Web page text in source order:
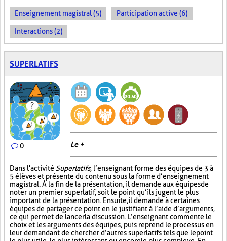
Enseignement magistral (5) Participation active (6)
Interactions (2)
SUPERLATIFS
0 Le +
Dans l'activité Superlatifs, l’enseignant forme des équipes de 3 à
5 élèves et présente du contenu sous la forme d’enseignement
magistral. À la fin de la présentation, il demande aux équipes de
noter un premier superlatif, soit le point qu’ils jugent le plus
important de la présentation. Ensuite, il demande à certaines
équipes de partager ce point en le justifiant à l’aide d’arguments,
ce qui permet de lancer la discussion. L’enseignant commente le
choix et les arguments des équipes, puis reprend le processus en
leur demandant de chercher d’autres superlatifs tels que le point